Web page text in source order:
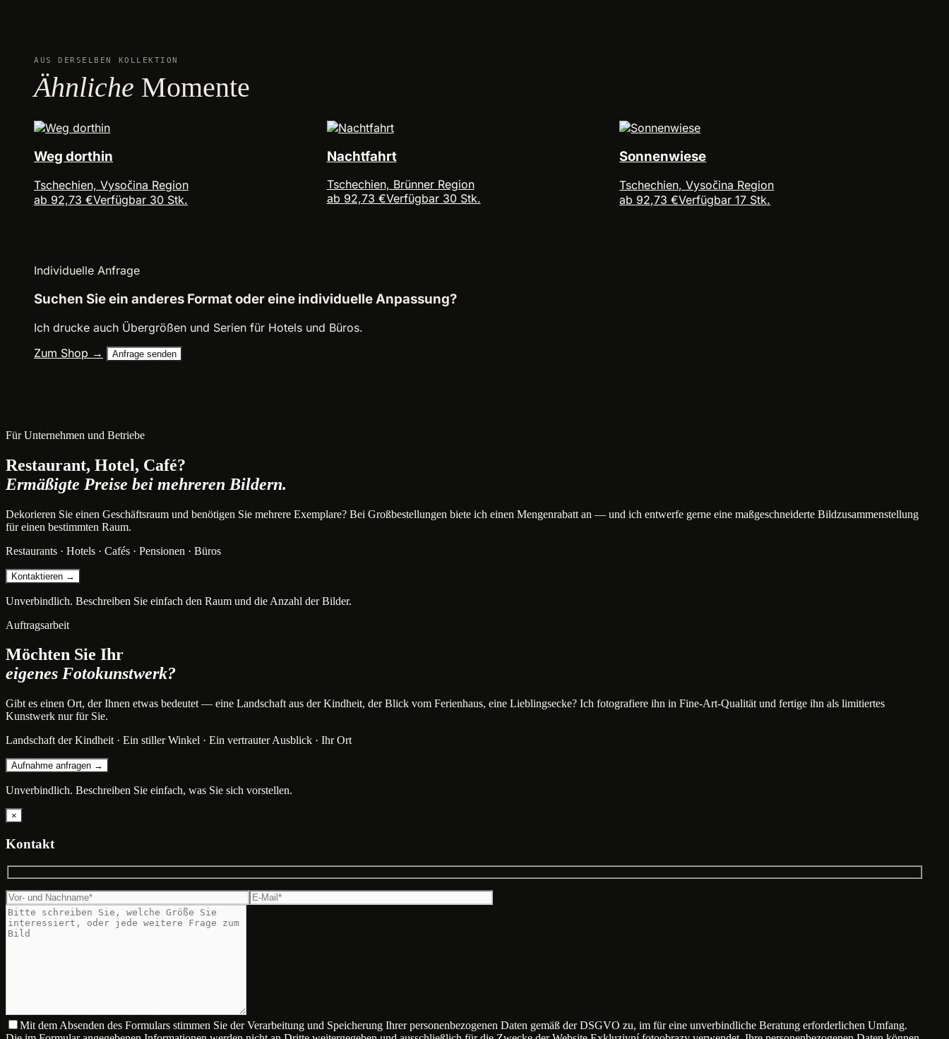
AUS DERSELBEN KOLLEKTION
Ähnliche Momente
Weg dorthin
Tschechien, Vysočina Region
ab 92,73 €Verfügbar 30 Stk.
Nachtfahrt
Tschechien, Brünner Region
ab 92,73 €Verfügbar 30 Stk.
Sonnenwiese
Tschechien, Vysočina Region
ab 92,73 €Verfügbar 17 Stk.
Individuelle Anfrage
Suchen Sie ein anderes Format oder eine individuelle Anpassung?
Ich drucke auch Übergrößen und Serien für Hotels und Büros.
Zum Shop →
Anfrage senden
Für Unternehmen und Betriebe
Restaurant, Hotel, Café?
Ermäßigte Preise bei mehreren Bildern.
Dekorieren Sie einen Geschäftsraum und benötigen Sie mehrere Exemplare? Bei Großbestellungen biete ich einen Mengenrabatt an — und ich entwerfe gerne eine maßgeschneiderte Bildzusammenstellung
für einen bestimmten Raum.
Restaurants · Hotels · Cafés · Pensionen · Büros
Kontaktieren →
Unverbindlich. Beschreiben Sie einfach den Raum und die Anzahl der Bilder.
Auftragsarbeit
Möchten Sie Ihr
eigenes Fotokunstwerk?
Gibt es einen Ort, der Ihnen etwas bedeutet — eine Landschaft aus der Kindheit, der Blick vom Ferienhaus, eine Lieblingsecke? Ich fotografiere ihn in Fine-Art-Qualität und fertige ihn als limitiertes
Kunstwerk nur für Sie.
Landschaft der Kindheit · Ein stiller Winkel · Ein vertrauter Ausblick · Ihr Ort
Aufnahme anfragen →
Unverbindlich. Beschreiben Sie einfach, was Sie sich vorstellen.
×
Kontakt
Mit dem Absenden des Formulars stimmen Sie der Verarbeitung und Speicherung Ihrer personenbezogenen Daten gemäß der DSGVO zu, im für eine unverbindliche Beratung erforderlichen Umfang.